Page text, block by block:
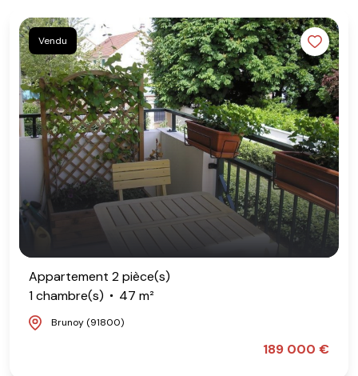
Vendu
Appartement 2 pièce(s)
1 chambre(s)
47 m²
Brunoy (91800)
189 000 €